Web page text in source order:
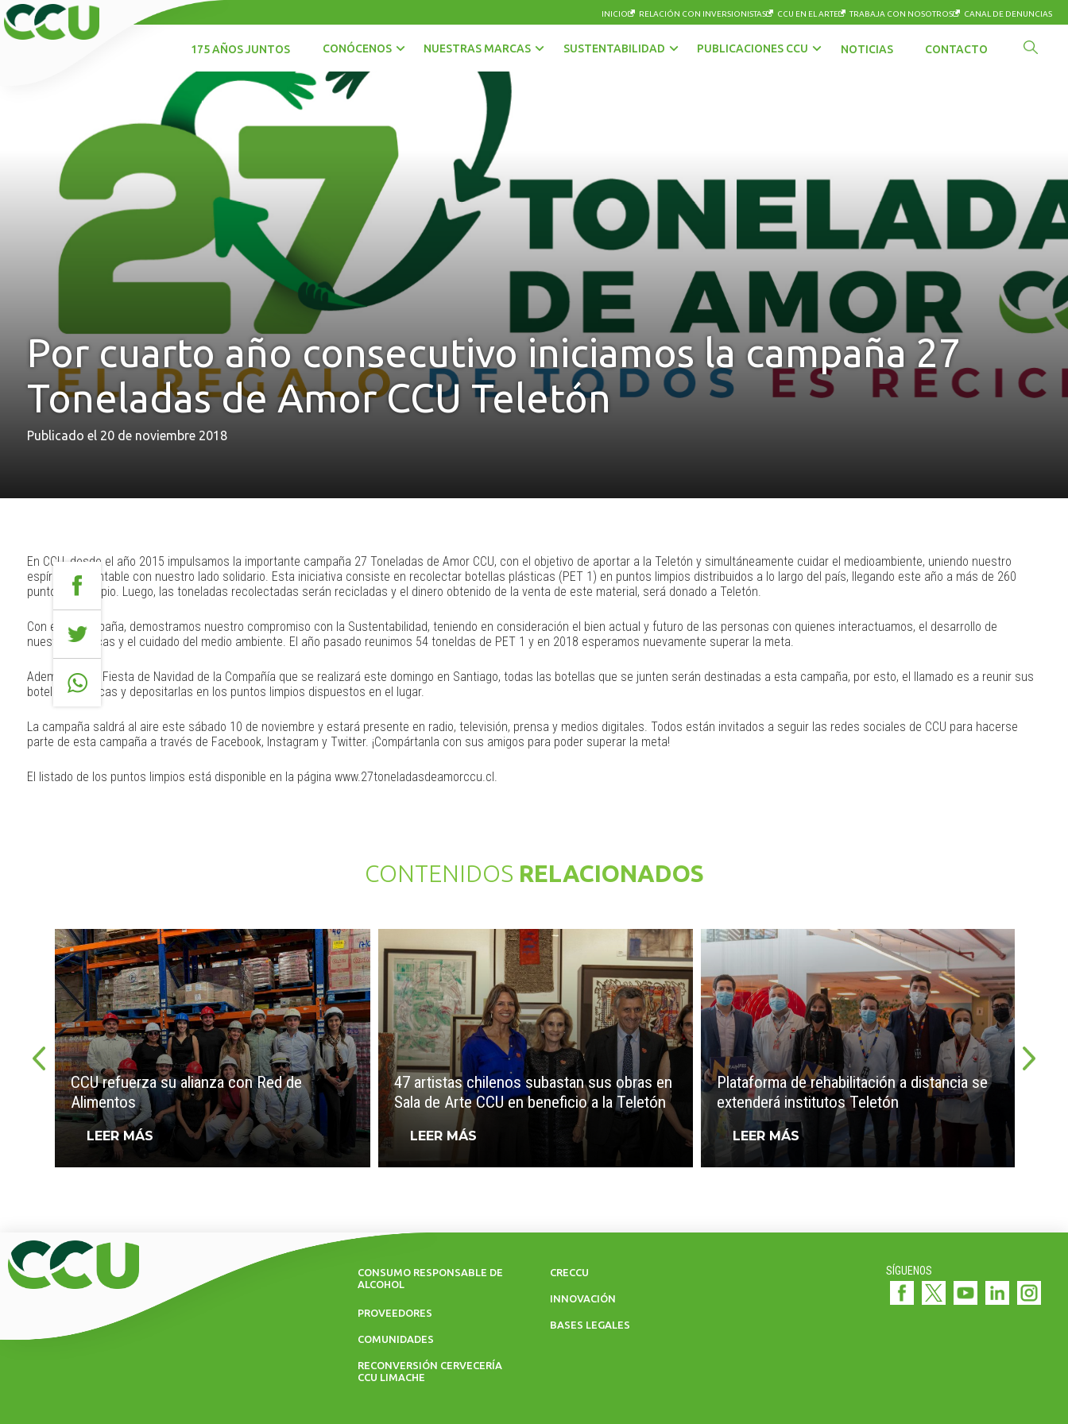
INICIO RELACIÓN CON INVERSIONISTAS CCU EN EL ARTE TRABAJA CON NOSOTROS CANAL DE DENUNCIAS
175 AÑOS JUNTOS CONÓCENOS NUESTRAS MARCAS
BEBIDAS CON GAS
CERVEZAS
ENERGÉTICAS Y DEPORTIVAS
JUGOS, NÉCTARES Y BEBIDAS EN POLVO
OTRAS BEBIDAS
PISCOS Y LICORES
VINOS Y ESPUMANTES
SUSTENTABILIDAD PUBLICACIONES CCU NOTICIAS CONTACTO
Por cuarto año consecutivo iniciamos la campaña 27
Toneladas de Amor CCU Teletón
Publicado el 20 de noviembre 2018
En CCU, desde el año 2015 impulsamos la importante campaña 27 Toneladas de Amor CCU, con el objetivo de aportar a la Teletón y simultáneamente cuidar el medioambiente, uniendo nuestro
espíritu sustentable con nuestro lado solidario. Esta iniciativa consiste en recolectar botellas plásticas (PET 1) en puntos limpios distribuidos a lo largo del país, llegando este año a más de 260
puntos de acopio. Luego, las toneladas recolectadas serán recicladas y el dinero obtenido de la venta de este material, será donado a Teletón.
Con esta campaña, demostramos nuestro compromiso con la Sustentabilidad, teniendo en consideración el bien actual y futuro de las personas con quienes interactuamos, el desarrollo de
nuestras marcas y el cuidado del medio ambiente. El año pasado reunimos 54 toneldas de PET 1 y en 2018 esperamos nuevamente superar la meta.
Además, en la Fiesta de Navidad de la Compañía que se realizará este domingo en Santiago, todas las botellas que se junten serán destinadas a esta campaña, por esto, el llamado es a reunir sus
botellas plásticas y depositarlas en los puntos limpios dispuestos en el lugar.
La campaña saldrá al aire este sábado 10 de noviembre y estará presente en radio, televisión, prensa y medios digitales. Todos están invitados a seguir las redes sociales de CCU para hacerse
parte de esta campaña a través de Facebook, Instagram y Twitter. ¡Compártanla con sus amigos para poder superar la meta!
El listado de los puntos limpios está disponible en la página www.27toneladasdeamorccu.cl.
CONTENIDOS RELACIONADOS
CCU refuerza su alianza con Red de
Alimentos
LEER MÁS
47 artistas chilenos subastan sus obras en
Sala de Arte CCU en beneficio a la Teletón
LEER MÁS
Plataforma de rehabilitación a distancia se
extenderá institutos Teletón
LEER MÁS
CONSUMO RESPONSABLE DE
ALCOHOL
PROVEEDORES
COMUNIDADES
RECONVERSIÓN CERVECERÍA
CCU LIMACHE
CRECCU
INNOVACIÓN
BASES LEGALES
SÍGUENOS